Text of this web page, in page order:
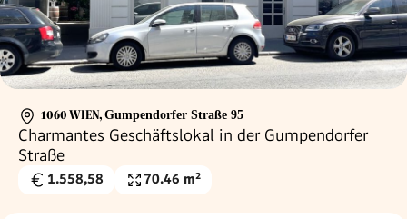
1060 WIEN, Gumpendorfer Straße 95
Charmantes Geschäftslokal in der Gumpendorfer
Straße
Gesamtmiete
1.558,58
Nutzfläche
70.46 m²